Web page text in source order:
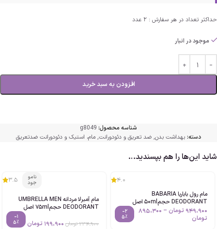
حداکثر تعداد در هر سفارش : 2 عدد
موجود در انبار
افزودن به سبد خرید
شناسه محصول: g8049
دسته: بهداشت بدن, ضد تعریق و دئودورانت, مام، استیک و دئودورانت ضدتعریق
شاید این‌ها را هم بپسندید…
4.0
مام رول باباریا BABARIA
DEODORANT حجم50ml اصل
949،900 تومان – 895،300
تومان
-2
5%
نامو
جود
3.5
مام آمبرلا مردانه UMBRELLA MEN
DEODORANT حجم75ml اصل
234،900تومان 199،900 تومان
-1
5%